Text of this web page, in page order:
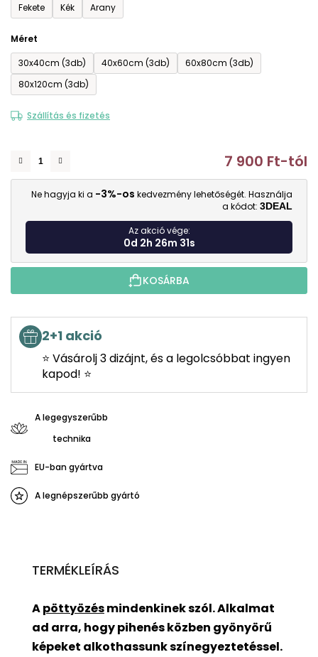
Fekete
Kék Arany
Méret
30x40cm (3db)
40x60cm (3db)
60x80cm (3db)
80x120cm (3db)
Szállítás és fizetés
7 900 Ft-tól
Ne hagyja ki a -3%-os kedvezmény lehetőségét. Használja
a kódot: 3DEAL
Az akció vége:
0d 2h 26m 30s
KOSÁRBA
2+1 akció
⭐ Vásárolj 3 dizájnt, és a legolcsóbbat ingyen
kapod! ⭐
A legegyszerűbb
technika
EU-ban gyártva
A legnépszerűbb gyártó
TERMÉKLEÍRÁS
Apöttyözésmindenkinek szól. Alkalmat
ad arra, hogy pihenés közben gyönyörű
képeket alkothassunk színegyeztetéssel.